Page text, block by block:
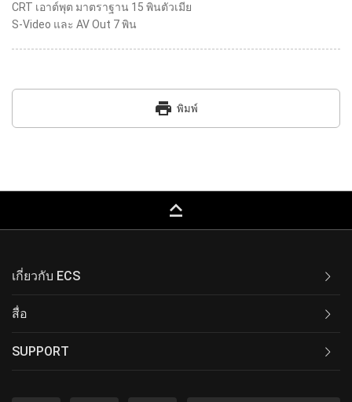
CRT เอาต์พุต มาตราฐาน 15 พินตัวเมีย
S-Video และ AV Out 7 พิน
print พิมพ์
keyboard_capslock
เกี่ยวกับ ECS
สื่อ
SUPPORT